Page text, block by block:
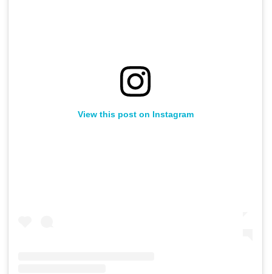
View this post on Instagram